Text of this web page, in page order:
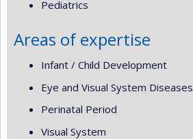
Pediatrics
Areas of expertise
Infant / Child Development
Eye and Visual System Diseases
Perinatal Period
Visual System